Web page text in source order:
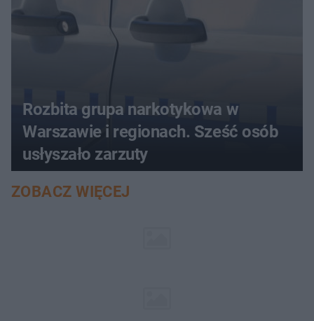
Rozbita grupa narkotykowa w
Warszawie i regionach. Sześć osób
usłyszało zarzuty
ZOBACZ WIĘCEJ